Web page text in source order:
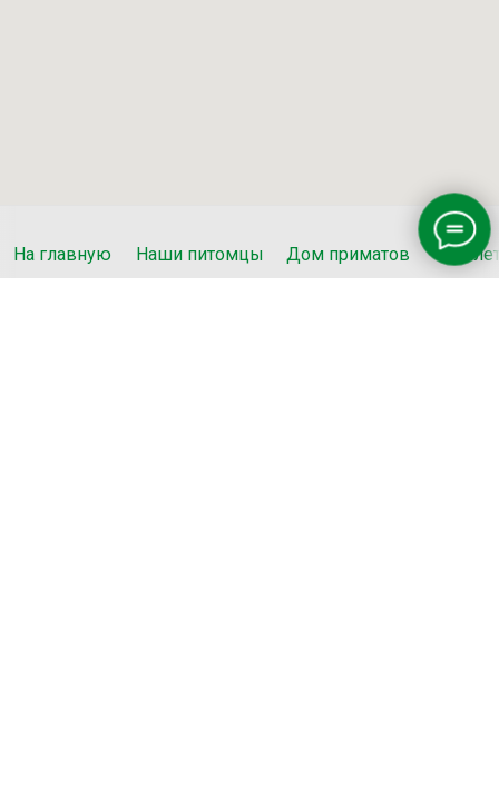
На главную Наши питомцы Дом приматов